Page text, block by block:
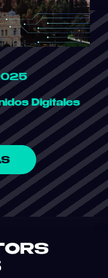
Digitales